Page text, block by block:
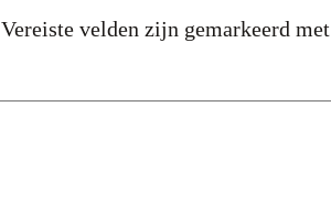
Vereiste velden zijn gemarkeerd met